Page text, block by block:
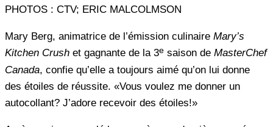
PHOTOS : CTV; ERIC MALCOLMSON
Mary Berg, animatrice de l’émission culinaire Mary’s
Kitchen Crush et gagnante de la 3e saison de MasterChef
Canada, confie qu’elle a toujours aimé qu’on lui donne
des étoiles de réussite. «Vous voulez me donner un
autocollant? J’adore recevoir des étoiles!»